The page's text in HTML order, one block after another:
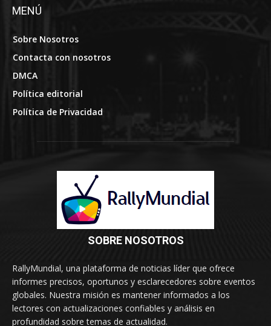
MENÚ
Sobre Nosotros
Contacta con nosotros
DMCA
Política editorial
Política de Privacidad
SOBRE NOSOTROS
RallyMundial, una plataforma de noticias líder que ofrece
informes precisos, oportunos y esclarecedores sobre eventos
globales. Nuestra misión es mantener informados a los
lectores con actualizaciones confiables y análisis en
profundidad sobre temas de actualidad.